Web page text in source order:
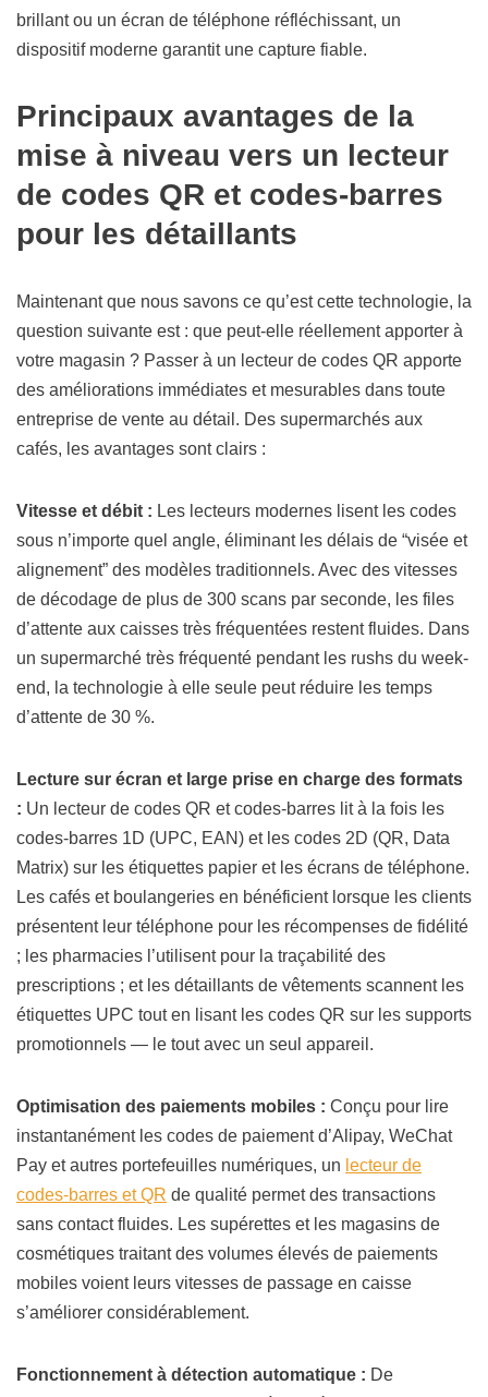
brillant ou un écran de téléphone réfléchissant, un
dispositif moderne garantit une capture fiable.
Principaux avantages de la
mise à niveau vers un lecteur
de codes QR et codes-barres
pour les détaillants
Maintenant que nous savons ce qu’est cette technologie, la
question suivante est : que peut-elle réellement apporter à
votre magasin ? Passer à un lecteur de codes QR apporte
des améliorations immédiates et mesurables dans toute
entreprise de vente au détail. Des supermarchés aux
cafés, les avantages sont clairs :
Vitesse et débit : Les lecteurs modernes lisent les codes
sous n’importe quel angle, éliminant les délais de “visée et
alignement” des modèles traditionnels. Avec des vitesses
de décodage de plus de 300 scans par seconde, les files
d’attente aux caisses très fréquentées restent fluides. Dans
un supermarché très fréquenté pendant les rushs du week-
end, la technologie à elle seule peut réduire les temps
d’attente de 30 %.
Lecture sur écran et large prise en charge des formats
: Un lecteur de codes QR et codes-barres lit à la fois les
codes-barres 1D (UPC, EAN) et les codes 2D (QR, Data
Matrix) sur les étiquettes papier et les écrans de téléphone.
Les cafés et boulangeries en bénéficient lorsque les clients
présentent leur téléphone pour les récompenses de fidélité
; les pharmacies l’utilisent pour la traçabilité des
prescriptions ; et les détaillants de vêtements scannent les
étiquettes UPC tout en lisant les codes QR sur les supports
promotionnels — le tout avec un seul appareil.
Optimisation des paiements mobiles : Conçu pour lire
instantanément les codes de paiement d’Alipay, WeChat
Pay et autres portefeuilles numériques, un lecteur de
codes-barres et QR de qualité permet des transactions
sans contact fluides. Les supérettes et les magasins de
cosmétiques traitant des volumes élevés de paiements
mobiles voient leurs vitesses de passage en caisse
s’améliorer considérablement.
Fonctionnement à détection automatique : De